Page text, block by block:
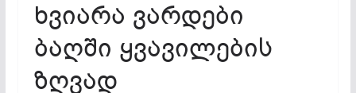
ხვიარა ვარდები
ბაღში ყვავილების
ზღვად